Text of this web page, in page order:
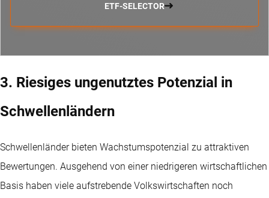
ETF-SELECTOR
3. Riesiges ungenutztes Potenzial in
Schwellenländern
Schwellenländer bieten Wachstumspotenzial zu attraktiven
Bewertungen. Ausgehend von einer niedrigeren wirtschaftlichen
Basis haben viele aufstrebende Volkswirtschaften noch